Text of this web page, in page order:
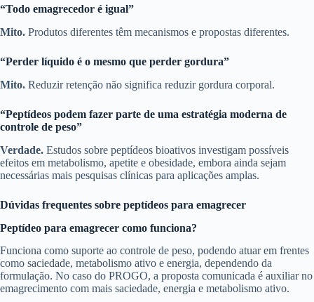
“Todo emagrecedor é igual”
Mito. Produtos diferentes têm mecanismos e propostas diferentes.
“Perder líquido é o mesmo que perder gordura”
Mito. Reduzir retenção não significa reduzir gordura corporal.
“Peptídeos podem fazer parte de uma estratégia moderna de
controle de peso”
Verdade. Estudos sobre peptídeos bioativos investigam possíveis
efeitos em metabolismo, apetite e obesidade, embora ainda sejam
necessárias mais pesquisas clínicas para aplicações amplas.
Dúvidas frequentes sobre peptídeos para emagrecer
Peptídeo para emagrecer como funciona?
Funciona como suporte ao controle de peso, podendo atuar em frentes
como saciedade, metabolismo ativo e energia, dependendo da
formulação. No caso do PROGO, a proposta comunicada é auxiliar no
emagrecimento com mais saciedade, energia e metabolismo ativo.